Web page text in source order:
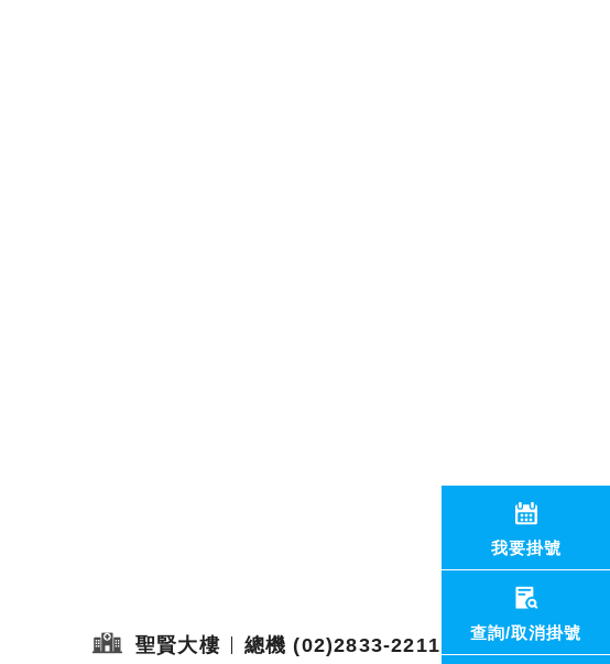
我要掛號
查詢/取消掛號
聖賢大樓 總機 (02)2833-2211